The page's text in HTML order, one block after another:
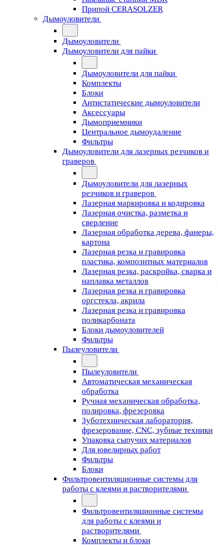
Припой CERASOLZER
Дымоуловители
Дымоуловители
Дымоуловители для пайки
Дымоуловители для пайки
Комплекты
Блоки
Антистатические дымоуловители
Аксессуары
Дымоприемники
Центральное дымоудаление
Фильтры
Дымоуловители для лазерных резчиков и
граверов
Дымоуловители для лазерных
резчиков и граверов
Лазерная маркировка и кодировка
Лазерная очистка, разметка и
сверление
Лазерная обработка дерева, фанеры,
картона
Лазерная резка и гравировка
пластика, композитных материалов
Лазерная резка, раскройка, сварка и
наплавка металлов
Лазерная резка и гравировка
оргстекла, акрила
Лазерная резка и гравировка
поликарбоната
Блоки дымоуловителей
Фильтры
Пылеуловители
Пылеуловители
Автоматическая механическая
обработка
Ручная механическая обработка,
полировка, фрезеровка
Зуботехническая лаборатория,
фрезерование, CNC, зубные техники
Упаковка сыпучих материалов
Для ювелирных работ
Фильтры
Блоки
Фильтровентиляционные системы для
работы с клеями и растворителями
Фильтровентиляционные системы
для работы с клеями и
растворителями
Комплекты и блоки